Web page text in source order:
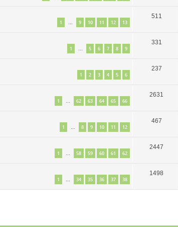
1 … 9 10 11 12 13
511
1 … 5 6 7 8 9
331
1 2 3 4 5 6
237
1 … 62 63 64 65 66
2631
1 … 8 9 10 11 12
467
1 … 58 59 60 61 62
2447
1 … 34 35 36 37 38
1498